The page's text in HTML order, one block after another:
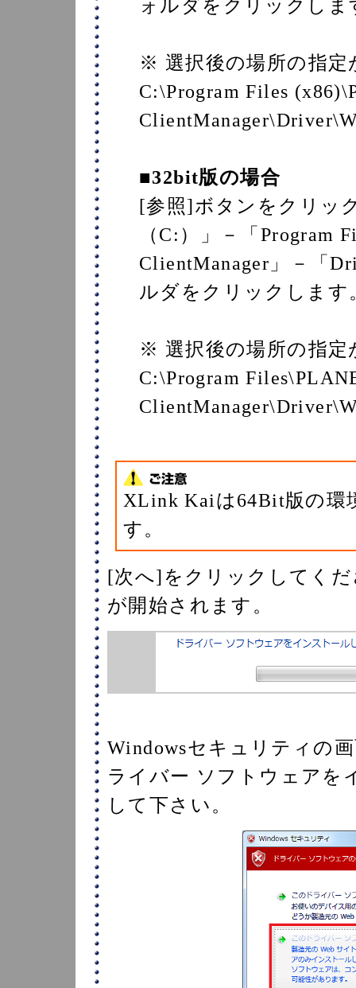
ォルダをクリックしま
※ 選択後の場所の指定
C:\Program Files
■32bit版の場合
[参照]ボタンをクリッ
（C:）」－「Program
ClientManager」－「
ルダをクリックします
※ 選択後の場所の指定
C:\Program
XLink Kaiは64Bit版の環
す。
[次へ]をクリックしてく
が開始されます。
Windowsセキュリティの
ライバー ソフトウェアを
して下さい。